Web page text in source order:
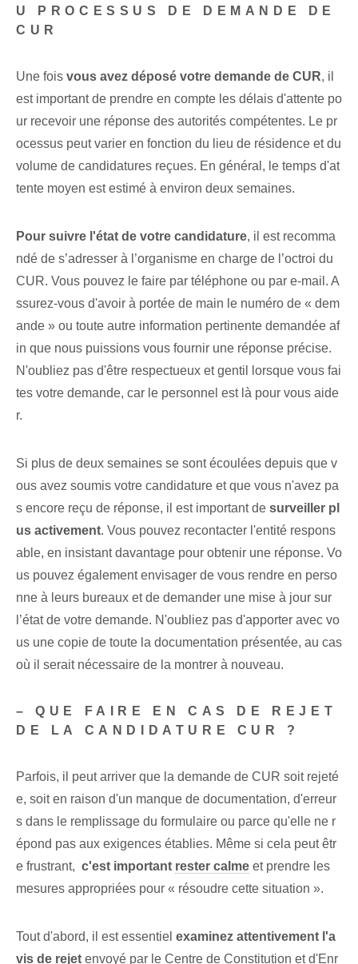
U PROCESSUS DE DEMANDE DE
CUR
Une fois vous avez déposé votre demande de CUR,⁢ il
est important de prendre en compte les délais d'attente po
ur recevoir une réponse des autorités compétentes. Le pr
ocessus peut varier en fonction du lieu de résidence et du
volume de candidatures reçues. En général, le temps d'at
tente moyen⁤ est estimé à environ‌ deux semaines.
Pour suivre l'état de votre candidature, il est ‌recomma
ndé de s’adresser à l’organisme en charge de l’octroi du
CUR. ‍Vous pouvez le faire par téléphone ou par e-mail. A
ssurez-vous d'avoir à portée de main le numéro de « dem
ande » ou toute autre information pertinente demandée af
in que nous puissions vous fournir une réponse précise.
N'oubliez pas⁢ d'être respectueux et gentil lorsque vous fai
tes votre demande, car le personnel est là pour vous aide
r.
Si plus de deux semaines se sont écoulées depuis que v
ous avez soumis votre candidature et que vous n'avez pa
s encore reçu de réponse, il est important de surveiller pl
us activement. Vous pouvez recontacter l'entité respons
able, en insistant davantage pour obtenir une réponse. Vo
us pouvez également envisager de vous rendre en perso
nne à leurs bureaux et de demander une mise à jour sur
l’état de votre demande. N'oubliez pas d'apporter avec vo
us une copie de toute la documentation présentée, au cas
où il serait nécessaire de la montrer à nouveau.
– QUE FAIRE EN CAS DE REJET
DE LA CANDIDATURE CUR ?
Parfois, il peut arriver que la demande de CUR soit rejeté
e, soit en raison d'un manque de documentation, d'erreur
s dans le remplissage du formulaire ou parce qu'elle ne r
épond pas aux exigences établies. Même si cela peut êtr
e frustrant, ⁤ c'est important rester calme et prendre les
mesures appropriées pour « résoudre cette situation ».
Tout d'abord, il est essentiel examinez attentivement⁢ l'a
vis de rejet ⁤envoyé par le Centre de Constitution et⁤ d'Enr